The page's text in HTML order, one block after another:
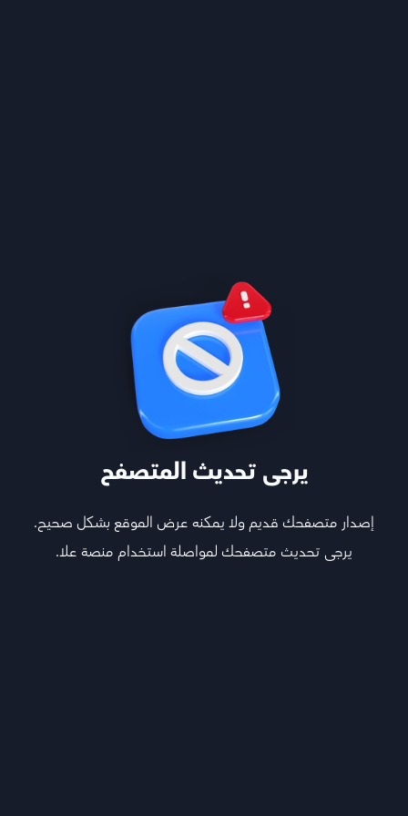
يرجى تحديث المتصفح
إصدار متصفحك قديم ولا يمكنه عرض الموقع بشكل صحيح.
يرجى تحديث متصفحك لمواصلة استخدام منصة علا.